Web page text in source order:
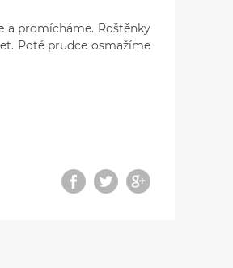
a promícháme. Roštěnky
Poté prudce osmažíme